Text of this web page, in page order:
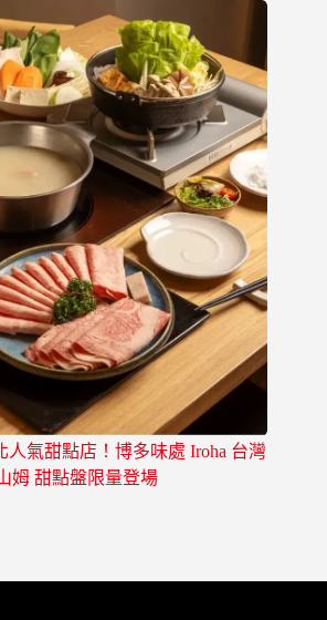
人氣甜點店！博多味處 Iroha 台灣
姆 甜點盤限量登場